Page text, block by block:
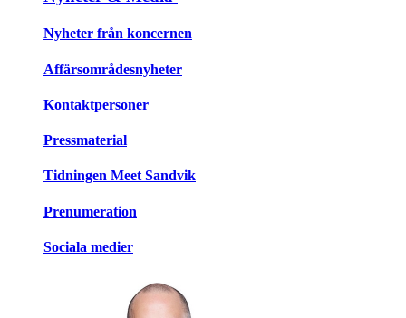
Nyheter från koncernen
Affärsområdesnyheter
Kontaktpersoner
Pressmaterial
Tidningen Meet Sandvik
Prenumeration
Sociala medier